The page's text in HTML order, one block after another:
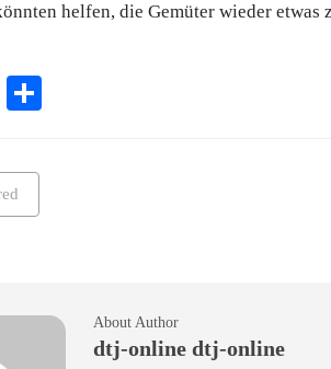
helfen, die Gemüter wieder etwas
Email
About Author
dtj-online dtj-online